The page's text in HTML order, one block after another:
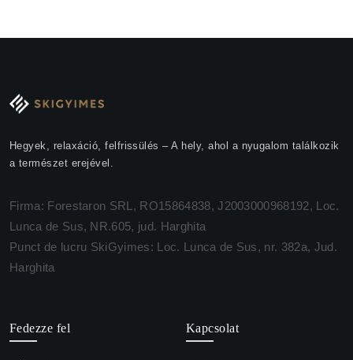
Hegyek, relaxáció, felfrissülés – A hely, ahol a nyugalom találkozik
a természet erejével.
Firma: Forestaron SRL, RO15864838, J2003000968192, Loc.
Lunca de Sus, NR.605, jud. Harghita
Punct de lucru SkiGyimes: Loc. Lunca de Sus, nr. 382a, Jud.
Harghita
Fedezze fel Kapcsolat